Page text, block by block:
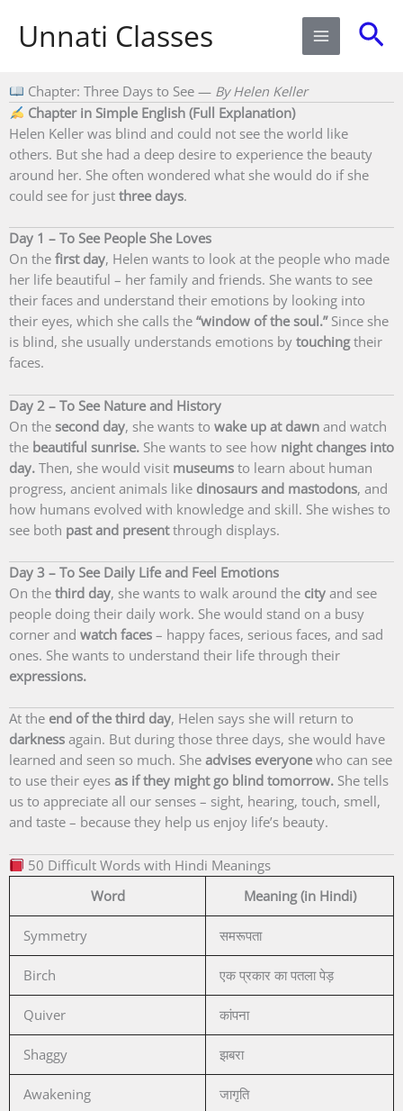
contentUnnati Classes
Chapter: Three Days to See — By Helen Keller
Chapter in Simple English (Full Explanation)
Helen Keller was blind and could not see the world like
others. But she had a deep desire to experience the beauty
around her. She often wondered what she would do if she
could see for just three days.
Day 1 – To See People She Loves
On the first day, Helen wants to look at the people who made
her life beautiful – her family and friends. She wants to see
their faces and understand their emotions by looking into
their eyes, which she calls the “window of the soul.”Since she
is blind, she usually understands emotions by touchingtheir
faces.
Day 2 – To See Nature and History
On the second day, she wants to wake up at dawn and watch
the beautiful sunrise. She wants to see how night changes into
day. Then, she would visit museums to learn about human
progress, ancient animals like dinosaurs and mastodons, and
how humans evolved with knowledge and skill. She wishes to
see both past and presentthrough displays.
Day 3 – To See Daily Life and Feel Emotions
On the third day, she wants to walk around the city and see
people doing their daily work. She would stand on a busy
corner and watch faces – happy faces, serious faces, and sad
ones. She wants to understand their life through their
expressions.
At the end of the third day, Helen says she will return to
darkness again. But during those three days, she would have
learned and seen so much. She advises everyonewho can see
to use their eyes as if they might go blind tomorrow. She tells
us to appreciate all our senses – sight, hearing, touch, smell,
and taste – because they help us enjoy life’s beauty.
50 Difficult Words with Hindi Meanings
Word
Meaning (in Hindi)
Symmetry समरूपता
Birch एक प्रकार का पतला पेड़
Quiver कांपना
Shaggy झबरा
Awakening जागृति